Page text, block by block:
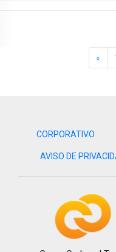
«
CORPORATIVO
AVISO DE